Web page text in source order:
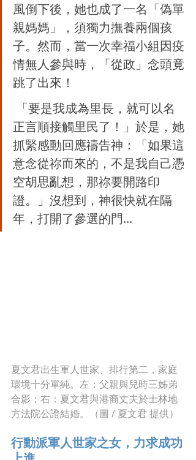
風倒下後，她也成了一名「偽單
親媽媽」，須獨力撫養兩個孩
子。然而，當一次幸福小組因疫
情無人參與時，「從政」念頭竟
跳了出來！
正言順接觸里民了！」於是，她
抓緊感動回應禱告神：「如果這
意念從祢而來的，不是我自己憑
空胡思亂想，那祢要開路印
證。」沒想到，神很快就在隔
年，打開了參選的門...
夏文君出生軍人世家、排行第二，家庭
環境十分單純。左：父親與兒時三姊弟
合影；右：夏文君與港裔丈夫於士林地
方法院公證結婚。（圖 / 夏文君 提供）
行動派軍人世家之女，力求成功